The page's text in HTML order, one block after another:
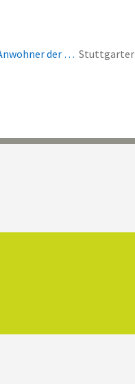
der … Stuttgarter